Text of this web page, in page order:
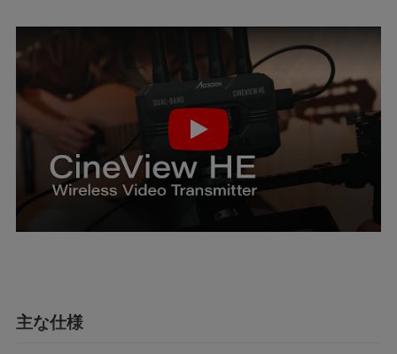
主な仕様